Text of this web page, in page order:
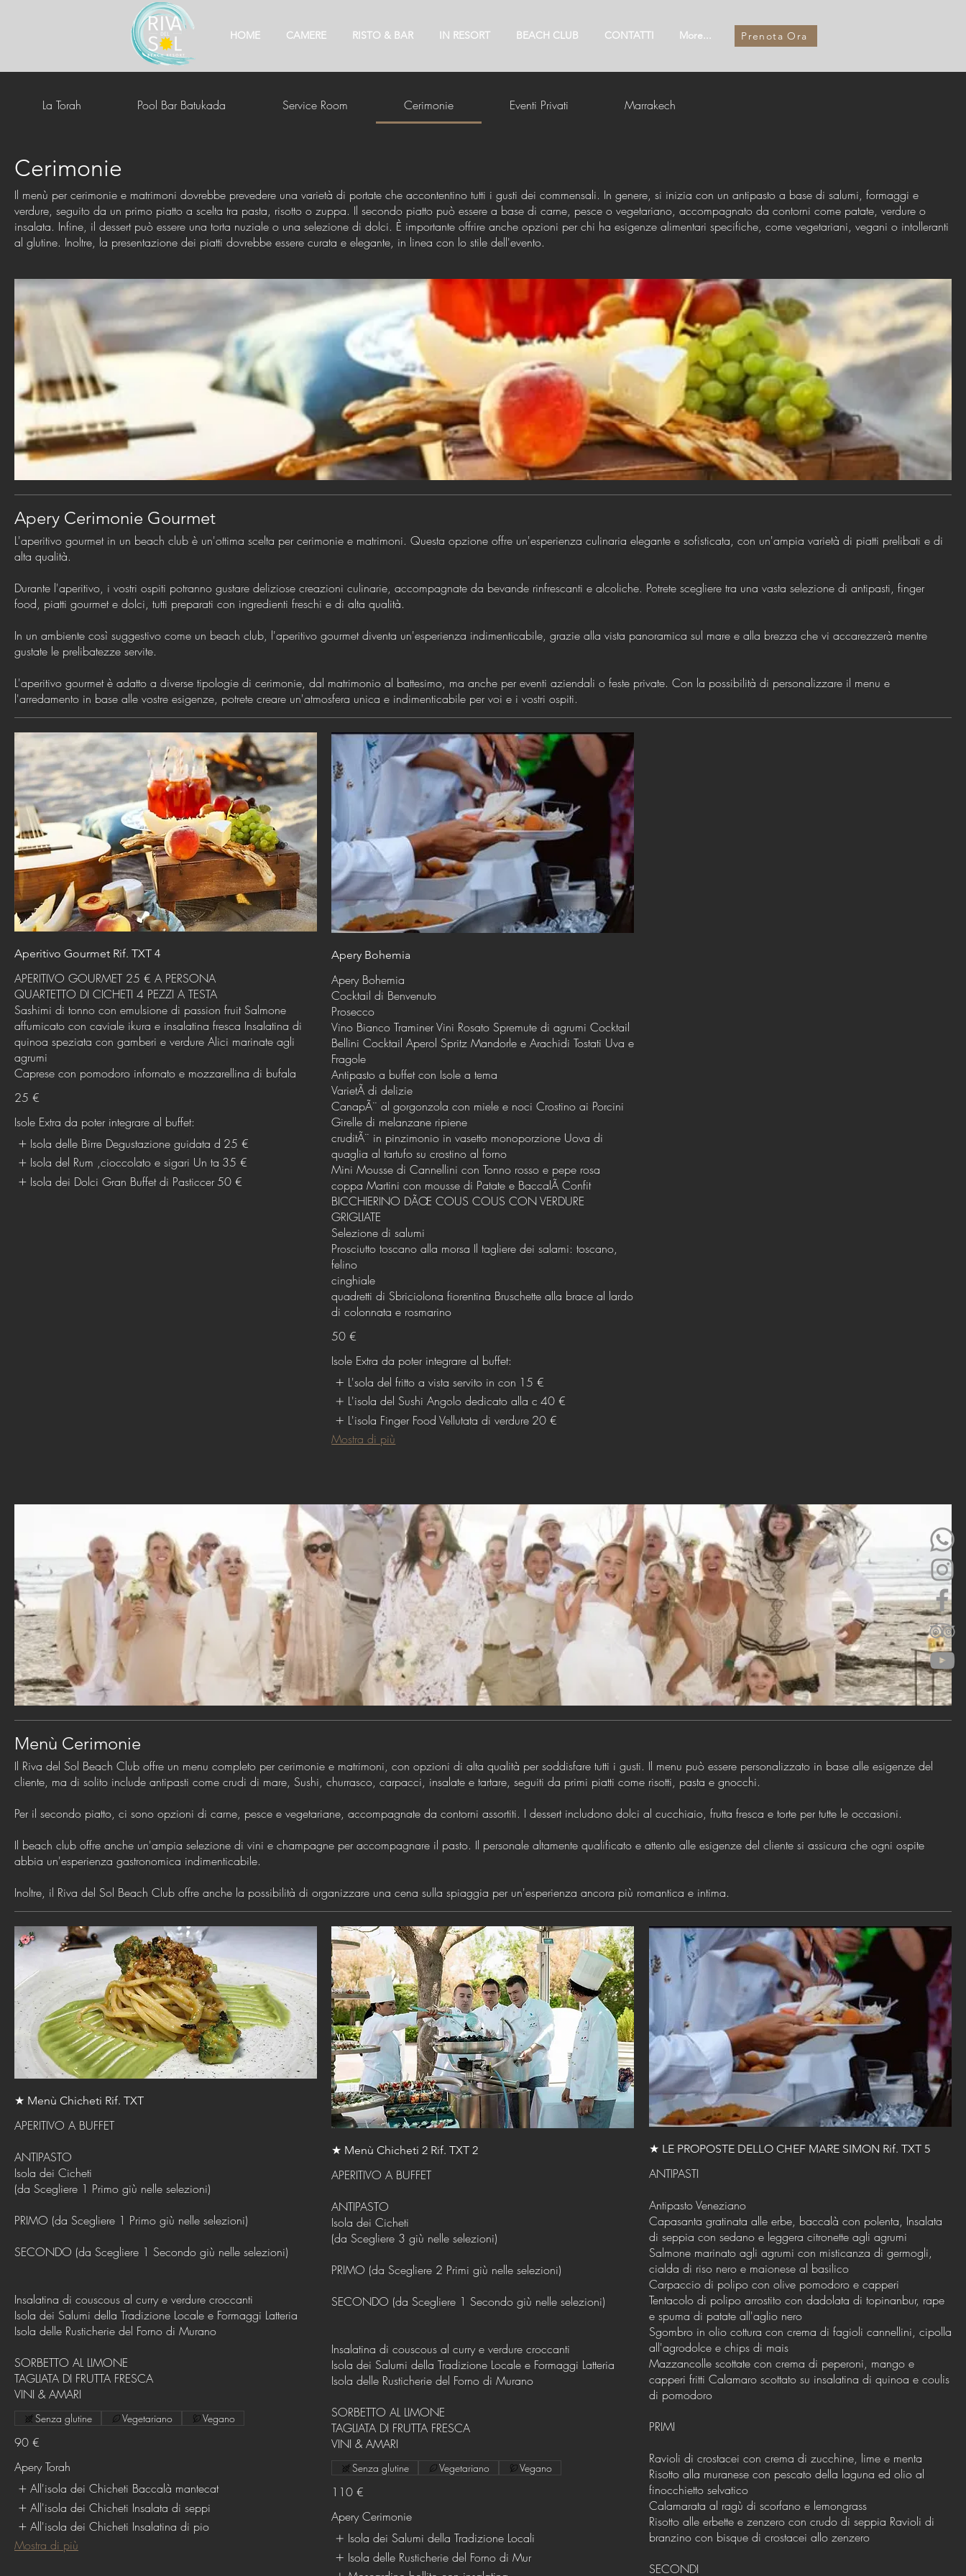
HOME CAMERE RISTO & BAR IN RESORT BEACH CLUB CONTATTI More... Prenota Ora
La Torah Pool Bar Batukada Service Room Cerimonie Eventi Privati Marrakech
Cerimonie
Il menù per cerimonie e matrimoni dovrebbe prevedere una varietà di portate che accontentino tutti i gusti dei commensali. In genere, si inizia con un antipasto a base di salumi, formaggi e
verdure, seguito da un primo piatto a scelta tra pasta, risotto o zuppa. Il secondo piatto può essere a base di carne, pesce o vegetariano, accompagnato da contorni come patate, verdure o
insalata. Infine, il dessert può essere una torta nuziale o una selezione di dolci. È importante offrire anche opzioni per chi ha esigenze alimentari specifiche, come vegetariani, vegani o intolleranti
al glutine. Inoltre, la presentazione dei piatti dovrebbe essere curata e elegante, in linea con lo stile dell'evento.
Apery Cerimonie Gourmet
L'aperitivo gourmet in un beach club è un'ottima scelta per cerimonie e matrimoni. Questa opzione offre un'esperienza culinaria elegante e sofisticata, con un'ampia varietà di piatti prelibati e di
alta qualità.
Durante l'aperitivo, i vostri ospiti potranno gustare deliziose creazioni culinarie, accompagnate da bevande rinfrescanti e alcoliche. Potrete scegliere tra una vasta selezione di antipasti, finger
food, piatti gourmet e dolci, tutti preparati con ingredienti freschi e di alta qualità.
In un ambiente così suggestivo come un beach club, l'aperitivo gourmet diventa un'esperienza indimenticabile, grazie alla vista panoramica sul mare e alla brezza che vi accarezzerà mentre
gustate le prelibatezze servite.
L'aperitivo gourmet è adatto a diverse tipologie di cerimonie, dal matrimonio al battesimo, ma anche per eventi aziendali o feste private. Con la possibilità di personalizzare il menu e
l'arredamento in base alle vostre esigenze, potrete creare un'atmosfera unica e indimenticabile per voi e i vostri ospiti.
Aperitivo Gourmet Rif. TXT 4
APERITIVO GOURMET 25 € A PERSONA
QUARTETTO DI CICHETI 4 PEZZI A TESTA
Sashimi di tonno con emulsione di passion fruit Salmone
affumicato con caviale ikura e insalatina fresca Insalatina di
quinoa speziata con gamberi e verdure Alici marinate agli
agrumi
Caprese con pomodoro infornato e mozzarellina di bufala
25 €
Isole Extra da poter integrare al buffet:
Isola delle Birre Degustazione guidata d 25 €
Isola del Rum ,cioccolato e sigari Un ta 35 €
Isola dei Dolci Gran Buffet di Pasticcer50 €
Apery Bohemia
Apery Bohemia
Cocktail di Benvenuto
Prosecco
Vino Bianco Traminer Vini Rosato Spremute di agrumi Cocktail
Bellini Cocktail Aperol Spritz Mandorle e Arachidi Tostati Uva e
Fragole
Antipasto a buffet con Isole a tema
VarietÃ di delizie
CanapÃ¨ al gorgonzola con miele e noci Crostino ai Porcini
Girelle di melanzane ripiene
cruditÃ¨ in pinzimonio in vasetto monoporzione Uova di
quaglia al tartufo su crostino al forno
Mini Mousse di Cannellini con Tonno rosso e pepe rosa
coppa Martini con mousse di Patate e BaccalÃ Confit
BICCHIERINO DÃŒ COUS COUS CON VERDURE
GRIGLIATE
Selezione di salumi
Prosciutto toscano alla morsa Il tagliere dei salami: toscano,
felino
cinghiale
quadretti di Sbriciolona fiorentina Bruschette alla brace al lardo
di colonnata e rosmarino
50 €
Isole Extra da poter integrare al buffet:
L'sola del fritto a vista servito in con 15 €
L'isola del Sushi Angolo dedicato alla c 40 €
L'isola Finger Food Vellutata di verdure 20 €
Mostra di più
Menù Cerimonie
Il Riva del Sol Beach Club offre un menu completo per cerimonie e matrimoni, con opzioni di alta qualità per soddisfare tutti i gusti. Il menu può essere personalizzato in base alle esigenze del
cliente, ma di solito include antipasti come crudi di mare, Sushi, churrasco, carpacci, insalate e tartare, seguiti da primi piatti come risotti, pasta e gnocchi.
Per il secondo piatto, ci sono opzioni di carne, pesce e vegetariane, accompagnate da contorni assortiti. I dessert includono dolci al cucchiaio, frutta fresca e torte per tutte le occasioni.
Il beach club offre anche un'ampia selezione di vini e champagne per accompagnare il pasto. Il personale altamente qualificato e attento alle esigenze del cliente si assicura che ogni ospite
abbia un'esperienza gastronomica indimenticabile.
Inoltre, il Riva del Sol Beach Club offre anche la possibilità di organizzare una cena sulla spiaggia per un'esperienza ancora più romantica e intima.
★ Menù Chicheti Rif. TXT
APERITIVO A BUFFET
ANTIPASTO
Isola dei Cicheti
(da Scegliere 1 Primo giù nelle selezioni)
PRIMO (da Scegliere 1 Primo giù nelle selezioni)
SECONDO (da Scegliere 1 Secondo giù nelle selezioni)
Insalatina di couscous al curry e verdure croccanti
Isola dei Salumi della Tradizione Locale e Formaggi Latteria
Isola delle Rusticherie del Forno di Murano
SORBETTO AL LIMONE
TAGLIATA DI FRUTTA FRESCA
VINI & AMARI
90 €
Senza glutine Vegetariano Vegano
Apery Torah
All'isola dei Chicheti Baccalà mantecat
All'isola dei Chicheti Insalata di seppi
All'isola dei Chicheti Insalatina di pio
Mostra di più
★ Menù Chicheti 2 Rif. TXT 2
APERITIVO A BUFFET
ANTIPASTO
Isola dei Cicheti
(da Scegliere 3 giù nelle selezioni)
PRIMO (da Scegliere 2 Primi giù nelle selezioni)
SECONDO (da Scegliere 1 Secondo giù nelle selezioni)
Insalatina di couscous al curry e verdure croccanti
Isola dei Salumi della Tradizione Locale e Formaggi Latteria
Isola delle Rusticherie del Forno di Murano
SORBETTO AL LIMONE
TAGLIATA DI FRUTTA FRESCA
VINI & AMARI
110 €
Senza glutine Vegetariano Vegano
Apery Cerimonie
Isola dei Salumi della Tradizione Locali
Isola delle Rusticherie del Forno di Mur
★ LE PROPOSTE DELLO CHEF MARE SIMON Rif. TXT 5
ANTIPASTI
Antipasto Veneziano
Capasanta gratinata alle erbe, baccalà con polenta, Insalata
di seppia con sedano e leggera citronette agli agrumi
Salmone marinato agli agrumi con misticanza di germogli,
cialda di riso nero e maionese al basilico
Carpaccio di polipo con olive pomodoro e capperi
Tentacolo di polipo arrostito con dadolata di topinanbur, rape
e spuma di patate all'aglio nero
Sgombro in olio cottura con crema di fagioli cannellini, cipolla
all'agrodolce e chips di mais
Mazzancolle scottate con crema di peperoni, mango e
capperi fritti Calamaro scottato su insalatina di quinoa e coulis
di pomodoro
PRIMI
Ravioli di crostacei con crema di zucchine, lime e menta
Risotto alla muranese con pescato della laguna ed olio al
finocchietto selvatico
Calamarata al ragù di scorfano e lemongrass
Risotto alle erbette e zenzero con crudo di seppia Ravioli di
branzino con bisque di crostacei allo zenzero
SECONDI